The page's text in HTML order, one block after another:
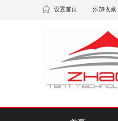
设置首页 添加收藏